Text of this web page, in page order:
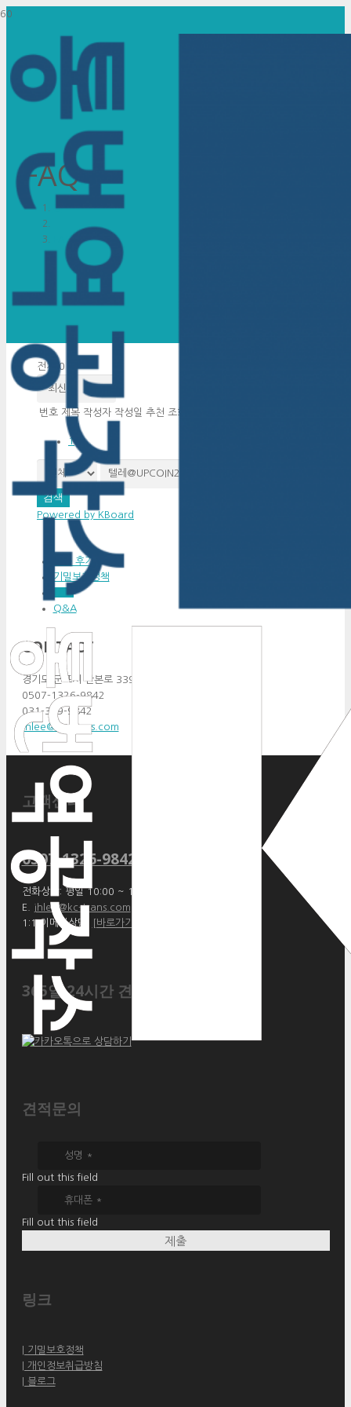
FAQ
홈
FAQ
전체 0
번호 제목 작성자 작성일 추천 조회
1
검색
Powered by KBoard
이용 후기
기밀보호정책
Q&A
CONTACT
경기도 군포시 산본로 339 #910
0507-1326-9842
031-369-9842
jhlee@kc-trans.com
고객센터
0507-1326-9842
전화상담: 평일 10:00 ~ 17:00
E.
jhlee@kc-trans.com
1:1 이메일상담:
[바로가기]
365일 24시간 견적상담
견적문의
Fill out this field
Fill out this field
제출
링크
| 기밀보호정책
| 개인정보취급방침
| 블로그